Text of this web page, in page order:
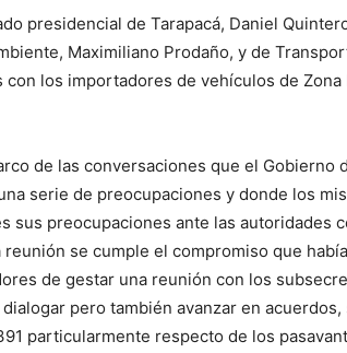
presidencial de Tarapacá, Daniel
Maximiliano Prodaño, y de
con los importadores de vehículos de Zona
de las conversaciones que el Gobierno
serie de preocupaciones y donde los
sus preocupaciones ante las autoridades
reunión se cumple el compromiso que
de gestar una reunión con los
pero también avanzar en
particularmente respecto de los